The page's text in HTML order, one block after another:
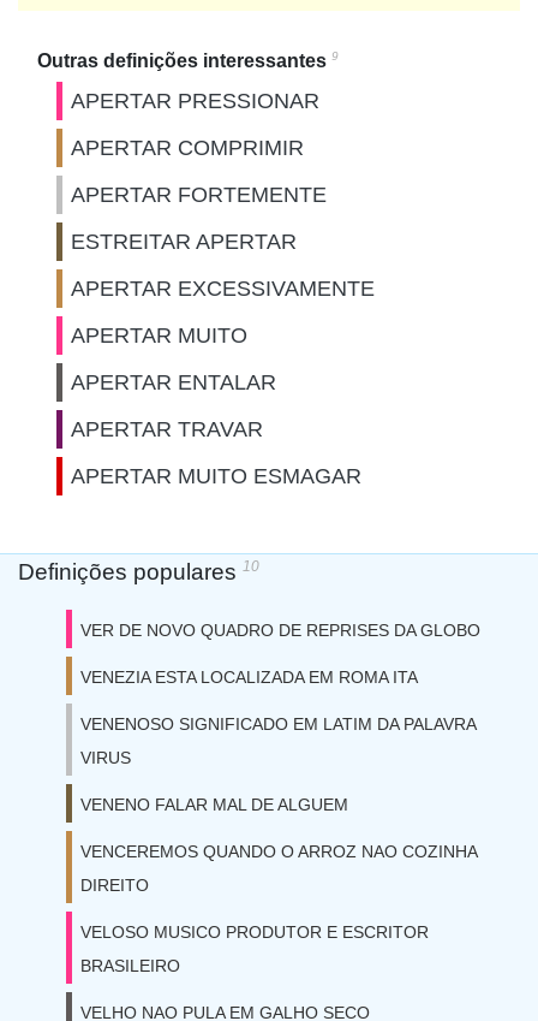
Outras definições interessantes 9
APERTAR PRESSIONAR
APERTAR COMPRIMIR
APERTAR FORTEMENTE
ESTREITAR APERTAR
APERTAR EXCESSIVAMENTE
APERTAR MUITO
APERTAR ENTALAR
APERTAR TRAVAR
APERTAR MUITO ESMAGAR
Definições populares 10
VER DE NOVO QUADRO DE REPRISES DA GLOBO
VENEZIA ESTA LOCALIZADA EM ROMA ITA
VENENOSO SIGNIFICADO EM LATIM DA PALAVRA
VIRUS
VENENO FALAR MAL DE ALGUEM
VENCEREMOS QUANDO O ARROZ NAO COZINHA
DIREITO
VELOSO MUSICO PRODUTOR E ESCRITOR
BRASILEIRO
VELHO NAO PULA EM GALHO SECO